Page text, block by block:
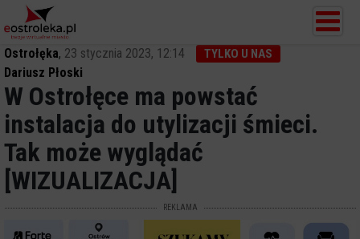
Ostrołęka, 23 stycznia 2023, 12:14 TYLKO U NAS
Dariusz Płoski
W Ostrołęce ma powstać
instalacja do utylizacji śmieci.
Tak może wyglądać
[WIZUALIZACJA]
REKLAMA